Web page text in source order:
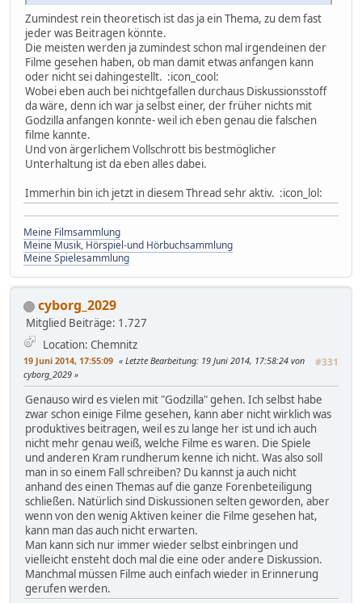
Zumindest rein theoretisch ist das ja ein Thema, zu dem fast
jeder was Beitragen könnte.
Die meisten werden ja zumindest schon mal irgendeinen der
Filme gesehen haben, ob man damit etwas anfangen kann
oder nicht sei dahingestellt. :icon_cool:
Wobei eben auch bei nichtgefallen durchaus Diskussionsstoff
da wäre, denn ich war ja selbst einer, der früher nichts mit
Godzilla anfangen konnte- weil ich eben genau die falschen
filme kannte.
Und von ärgerlichem Vollschrott bis bestmöglicher
Unterhaltung ist da eben alles dabei.
Immerhin bin ich jetzt in diesem Thread sehr aktiv. :icon_lol:
Meine Filmsammlung
Meine Musik, Hörspiel-und Hörbuchsammlung
Meine Spielesammlung
cyborg_2029
Mitglied Beiträge: 1.727
Location: Chemnitz
19 Juni 2014, 17:55:09 #331
Letzte Bearbeitung: 19 Juni 2014, 17:58:24 von
cyborg_2029
Genauso wird es vielen mit "Godzilla" gehen. Ich selbst habe
zwar schon einige Filme gesehen, kann aber nicht wirklich was
produktives beitragen, weil es zu lange her ist und ich auch
nicht mehr genau weiß, welche Filme es waren. Die Spiele
und anderen Kram rundherum kenne ich nicht. Was also soll
man in so einem Fall schreiben? Du kannst ja auch nicht
anhand des einen Themas auf die ganze Forenbeteiligung
schließen. Natürlich sind Diskussionen selten geworden, aber
wenn von den wenig Aktiven keiner die Filme gesehen hat,
kann man das auch nicht erwarten.
Man kann sich nur immer wieder selbst einbringen und
vielleicht ensteht doch mal die eine oder andere Diskussion.
Manchmal müssen Filme auch einfach wieder in Erinnerung
gerufen werden.